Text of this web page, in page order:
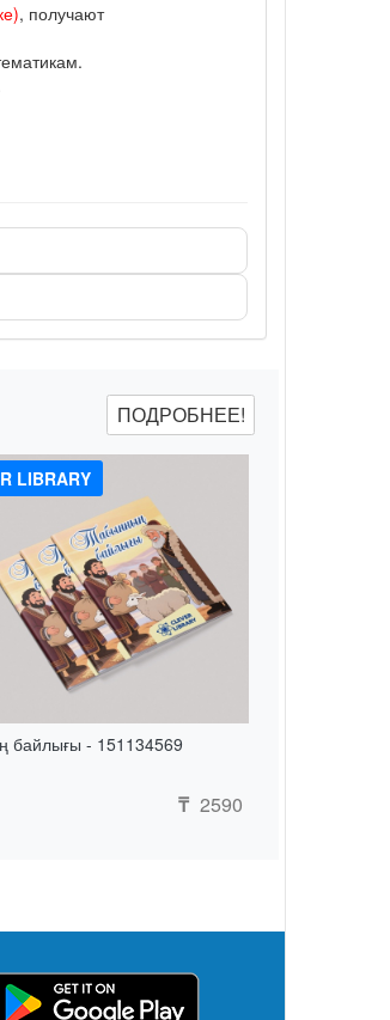
, получают
ПОДРОБНЕЕ!
LIBRARY
байлығы - 151134569
₸ 2590